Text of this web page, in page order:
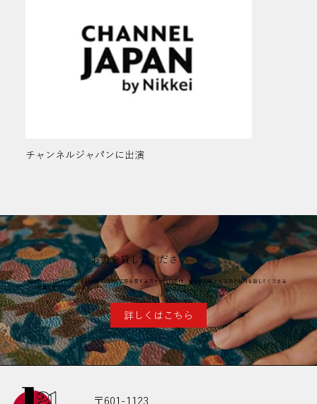
チャンネルジャパンに出演
お力を貸してください
JapanCraft21のすべての活動は日本の伝統工芸を愛する方々からの寄付、ならびに様々な方法でお力を貸してくださる
方の善意で成り立っています。
詳しくはこちら
〒601-1123